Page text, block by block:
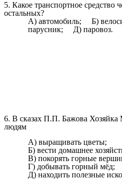
5. Какое транспортное средство
остальных?
А) автомобиль; Б)
парусник; Д) паровоз.
6. В сказах П.П. Бажова Хозяйка
людям
А) выращивать цветы;
Б) вести домашнее
В) покорять горные
Г) добывать горный мёд;
Д) находить полезные